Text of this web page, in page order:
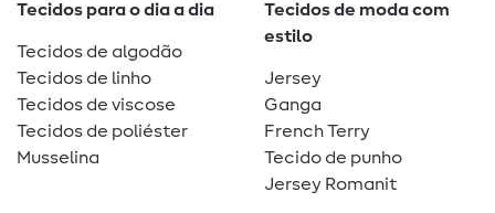
Tecidos para o dia a dia
Tecidos de algodão
Tecidos de linho
Tecidos de viscose
Tecidos de poliéster
Musselina
Tecidos de moda com
estilo
Jersey
Ganga
French Terry
Tecido de punho
Jersey Romanit